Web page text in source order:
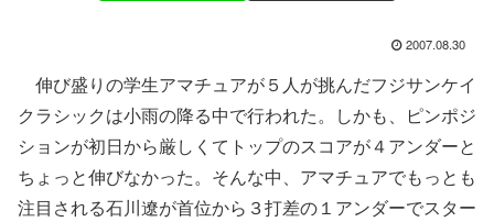
2007.08.30
伸び盛りの学生アマチュアが５人が挑んだフジサンケイ
クラシックは小雨の降る中で行われた。しかも、ピンポジ
ションが初日から厳しくてトップのスコアが４アンダーと
ちょっと伸びなかった。そんな中、アマチュアでもっとも
注目される石川遼が首位から３打差の１アンダーでスター